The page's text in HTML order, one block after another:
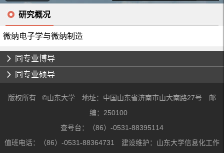
研究概况
微纳电子学与微纳制造
同专业博导
同专业硕导
版权所有 ©山东大学 地址：中国山东省济南市山大南路27号 邮
编：250100
查号台：（86）-0531-88395114
值班电话：（86）-0531-88364731 建设维护：山东大学信息化工作